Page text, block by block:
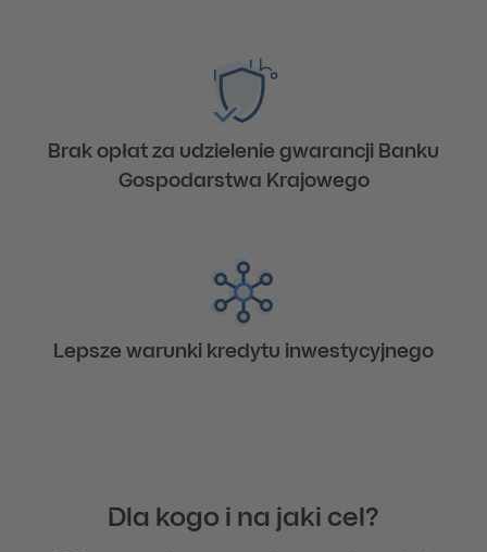
Brak opłat za udzielenie gwarancji Banku
Gospodarstwa Krajowego
Lepsze warunki kredytu inwestycyjnego
Dla kogo i na jaki cel?